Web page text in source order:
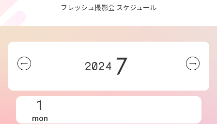
フレッシュ撮影会 スケジュール
2024 7
1
mon